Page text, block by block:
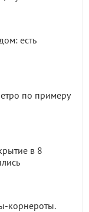
есть
по примеру
в 8
корнероты.